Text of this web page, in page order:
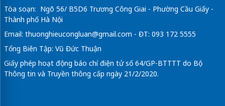
Tòa soạn: Ngõ 56/ B5D6 Trương Công Giai - Phường Cầu Giấy -
Thành phố Hà Nội
Email: thuonghieucongluan@gmail.com - ĐT: 093 172 5555
Tổng Biên Tập: Vũ Đức Thuận
Giấy phép hoạt động báo chí điện tử số 64/GP-BTTTT do Bộ
Thông tin và Truyền thông cấp ngày 21/2/2020.